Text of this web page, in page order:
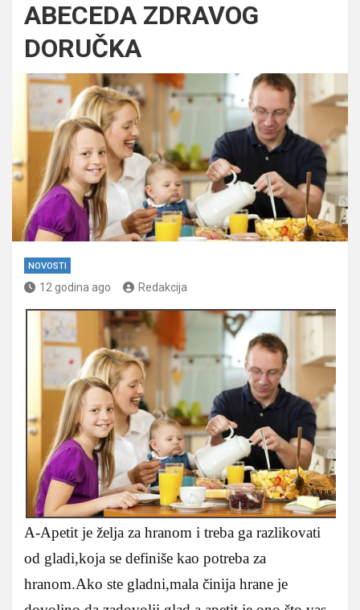
ABECEDA ZDRAVOG
DORUČKA
NOVOSTI
12 godina ago Redakcija
A-Apetit je želja za hranom i treba ga razlikovati
od gladi,koja se definiše kao potreba za
hranom.Ako ste gladni,mala činija hrane je